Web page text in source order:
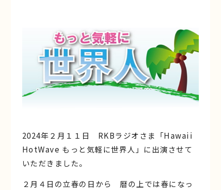
2024年２月１１日 RKBラジオさま「Hawaii
HotWave もっと気軽に世界人」に出演させて
いただきました。
２月４日の立春の日から 暦の上では春になっ